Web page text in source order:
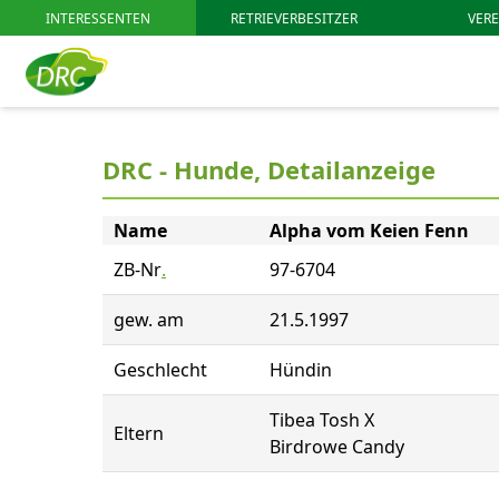
INTERESSENTEN RETRIEVERBESITZER
DRC - Hunde, Detailanzeige
Name
Alpha vom Keien Fenn
ZB-Nr. 97-6704
gew. am 21.5.1997
Geschlecht Hündin
Eltern
Tibea Tosh X
Birdrowe Candy